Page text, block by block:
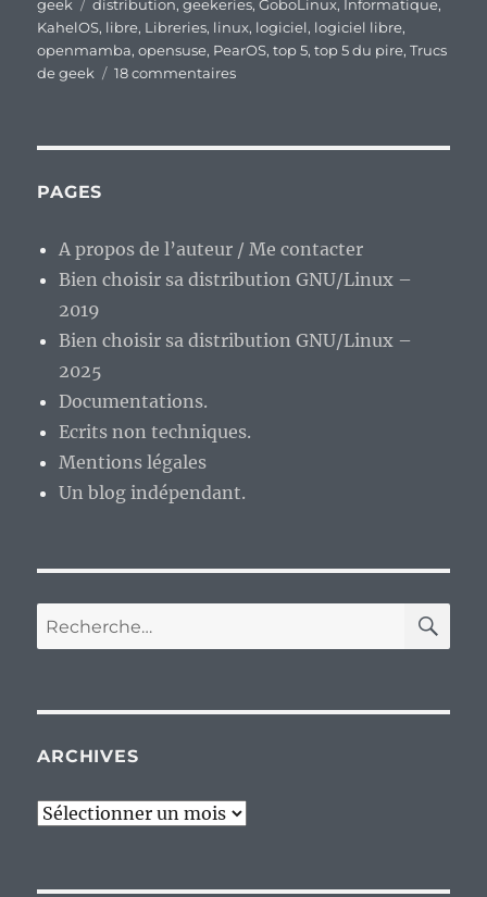
le
geek Étiquettes
distribution,geekeries,GoboLinux, Informatique,
KahelOS, libre, Libreries, linux, logiciel, logiciel libre,
openmamba,opensuse, PearOS,top 5,top 5 du pire,Trucs
de geek
18 commentairessur
j’ai
pu
la
PAGES
A propos de l’auteur / Me contacter
Bien choisir sa distribution GNU/Linux –
2019
Bien choisir sa distribution GNU/Linux –
2025
Documentations.
Ecrits non techniques.
Mentions légales
Un blog indépendant.
Recherche
pour :
ARCHIVES
Archives